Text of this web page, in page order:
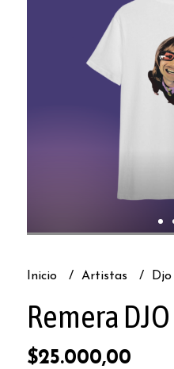
Inicio Artistas Djo
Remera DJO
$25.000,00